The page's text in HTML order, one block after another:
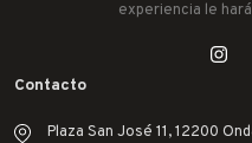
experiencia le
Contacto
Plaza San José 11, 12200